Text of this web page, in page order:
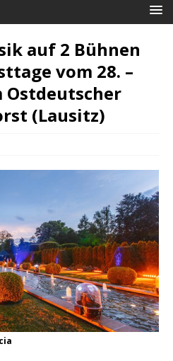
auf 2 Bühnen
vom 28. –
Ostdeutscher
(Lausitz)